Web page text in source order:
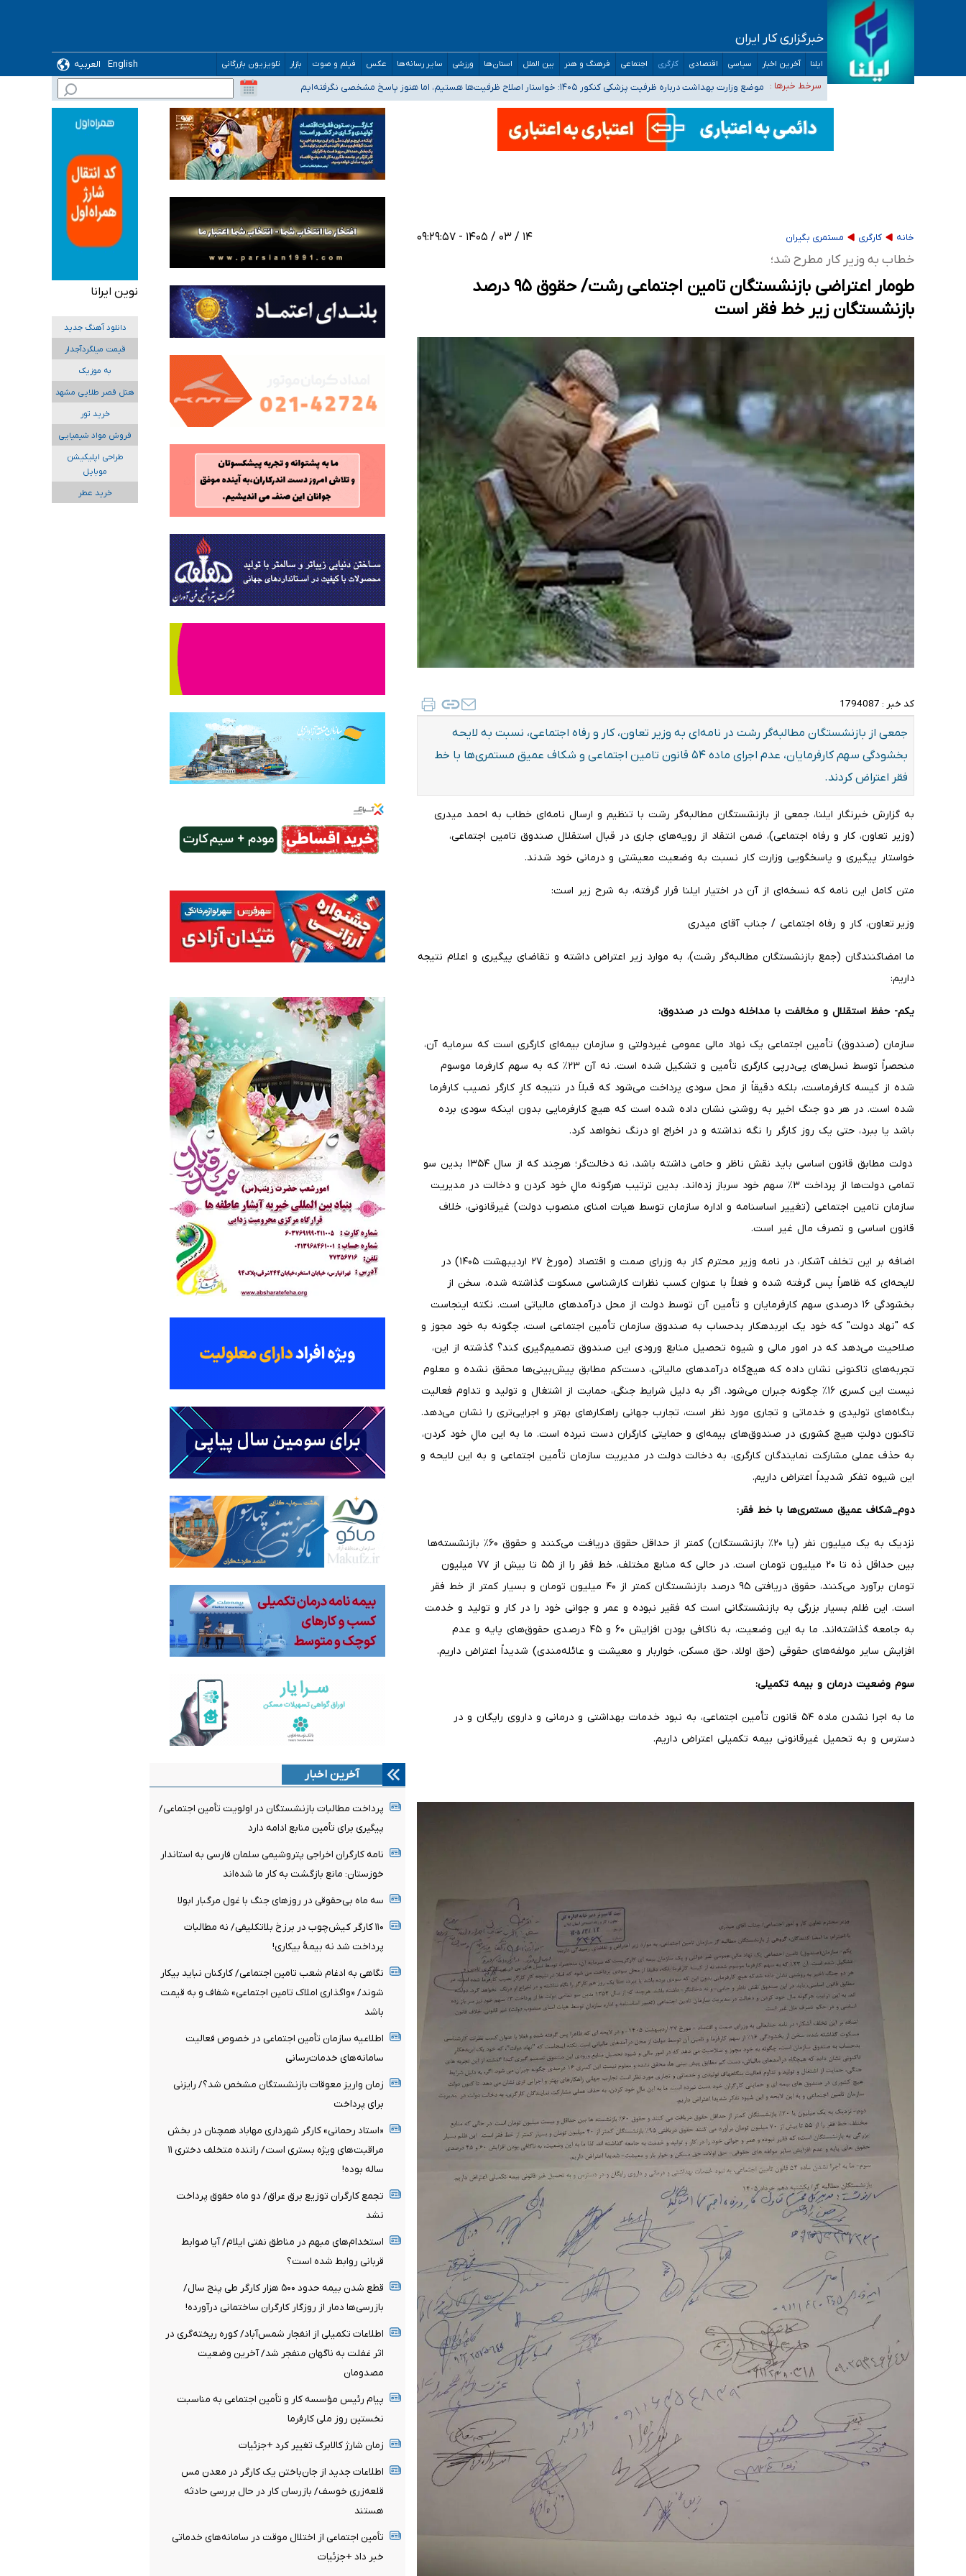
خبرگزاری کار ایران
ایلنا آخرین اخبار سیاسی اقتصادی کارگری اجتماعی فرهنگ و هنر بین الملل استان‌ها ورزشی سایر رسانه‌ها عکس فیلم و صوت بازار تلویزیون بازرگانی English
العربیه
سرخط خبرها :
۴۰ تا ۵۰ روز گرمای نسبی در پیش داریم/ دمای تهران به ۳۸ درجه می‌رسد
موضع وزارت بهداشت درباره ظرفیت پزشکی کنکور ۱۴۰۵: خواستار اصلاح ظرفیت‌ها هستیم، اما هنوز پاسخ مشخصی نگرفته‌ایم
تعویق آزمون ورودی دکترای تخصصی فرماندهی صحنه عملیات و دکترای تخصصی جغرافیای نظامی دافوس آجا
خبرنگاران راویان حقیقت با دغدغه نان، مسکن و بیمه
آخرین وضعیت شیوع عفونت‌های تنفسی در کشور/ خوزستان و کرمان بالاتر از آستانه هشدار
خانه کارگری مستمری بگیران ۱۴ / ۰۳ / ۱۴۰۵ - ۰۹:۲۹:۵۷
خطاب به وزیر کار مطرح شد؛
طومار اعتراضی بازنشستگان تامین اجتماعی رشت/ حقوق ۹۵ درصد
بازنشستگان زیر خط فقر است
کد خبر : 1794087
جمعی از بازنشستگان مطالبه‌گر رشت در نامه‌ای به وزیر تعاون، کار و رفاه اجتماعی، نسبت به لایحه
بخشودگی سهم کارفرمایان، عدم اجرای ماده ۵۴ قانون تامین اجتماعی و شکاف عمیق مستمری‌ها با خط
فقر اعتراض کردند.
به گزارش خبرنگار ایلنا، جمعی از بازنشستگان مطالبه‌گر رشت با تنظیم و ارسال نامه‌ای خطاب به احمد میدری
(وزیر تعاون، کار و رفاه اجتماعی)، ضمن انتقاد از رویه‌های جاری در قبال استقلال صندوق تامین اجتماعی،
خواستار پیگیری و پاسخگویی وزارت کار نسبت به وضعیت معیشتی و درمانی خود شدند.
متن کامل این نامه که نسخه‌ای از آن در اختیار ایلنا قرار گرفته، به شرح زیر است:
وزیر تعاون، کار و رفاه اجتماعی / جناب آقای میدری
ما امضاکنندگان (جمع بازنشستگان مطالبه‌گر رشت)، به موارد زیر اعتراض داشته و تقاضای پیگیری و اعلام نتیجه
داریم:
یکم- حفظ استقلال و مخالفت با مداخله دولت در صندوق:
سازمان (صندوق) تأمین اجتماعی یک نهاد مالی عمومی غیردولتی و سازمان بیمه‌ای کارگری است که سرمایه آن،
منحصراً توسط نسل‌های پی‌درپی کارگری تأمین و تشکیل شده است. نه آن ۲۳٪ که به سهم کارفرما موسوم
شده از کیسه کارفرماست، بلکه دقیقاً از محل سودی پرداخت می‌شود که قبلاً در نتیجه کارِ کارگر نصیب کارفرما
شده است. در هر دو جنگ اخیر به روشنی نشان داده شده است که هیچ کارفرمایی بدون اینکه سودی برده
باشد یا ببرد، حتی یک روز کارگر را نگه نداشته و در اخراج او درنگ نخواهد کرد.
دولت مطابق قانون اساسی باید نقش ناظر و حامی داشته باشد، نه دخالت‌گر؛ هرچند که از سال ۱۳۵۴ بدین سو
تمامی دولت‌ها از پرداخت ۳٪ سهم خود سرباز زده‌اند. بدین ترتیب هرگونه مالِ خود کردن و دخالت در مدیریت
سازمان تامین اجتماعی (تغییر اساسنامه و اداره سازمان توسط هیات امنای منصوب دولت) غیرقانونی، خلاف
قانون اساسی و تصرف مال غیر است.
اضافه بر این تخلف آشکار، در نامه وزیر محترم کار به وزرای صمت و اقتصاد (مورخ ۲۷ اردیبهشت ۱۴۰۵) در
لایحه‌ای که ظاهراً پس گرفته شده و فعلاً با عنوان کسب نظرات کارشناسی مسکوت گذاشته شده، سخن از
بخشودگی ۱۶ درصدی سهم کارفرمایان و تأمین آن توسط دولت از محل درآمدهای مالیاتی است. نکته اینجاست
که "نهاد دولت" که خود یک ابربدهکار بدحساب به صندوق سازمان تأمین اجتماعی است، چگونه به خود مجوز و
صلاحیت می‌دهد که در امور مالی و شیوه تحصیل منابع ورودی این صندوق تصمیم‌گیری کند؟ گذشته از این،
تجربه‌های تاکنونی نشان داده که هیچ‌گاه درآمدهای مالیاتی، دست‌کم مطابق پیش‌بینی‌ها محقق نشده و معلوم
نیست این کسری ۱۶٪ چگونه جبران می‌شود. اگر به دلیل شرایط جنگی، حمایت از اشتغال و تولید و تداوم فعالیت
بنگاه‌های تولیدی و خدماتی و تجاری مورد نظر است، تجارب جهانی راهکارهای بهتر و اجرایی‌تری را نشان می‌دهد.
تاکنون دولتِ هیچ کشوری در صندوق‌های بیمه‌ای و حمایتی کارگران دست نبرده است. ما به این مالِ خود کردن،
به حذف عملی مشارکت نمایندگان کارگری، به دخالت دولت در مدیریت سازمان تأمین اجتماعی و به این لایحه و
این شیوه تفکر شدیداً اعتراض داریم.
دوم_شکاف عمیق مستمری‌ها با خط فقر:
نزدیک به یک میلیون نفر (یا ۲۰٪ بازنشستگان) کمتر از حداقل حقوق دریافت می‌کنند و حقوق ۶۰٪ بازنشسته‌ها
بین حداقل ذه تا ۲۰ میلیون تومان است. در حالی که منابع مختلف، خط فقر را از ۵۵ تا بیش از ۷۷ میلیون
تومان برآورد می‌کنند، حقوق دریافتی ۹۵ درصد بازنشستگان کمتر از ۴۰ میلیون تومان و بسیار کمتر از خط فقر
است. این ظلم بسیار بزرگی به بازنشستگانی است که فقیر نبوده و عمر و جوانی خود را در کار و تولید و خدمت
به جامعه گذاشته‌اند. ما به این وضعیت، به ناکافی بودن افزایش ۶۰ و ۴۵ درصدی حقوق‌های پایه و عدم
افزایش سایر مولفه‌های حقوقی (حق اولاد، حق مسکن، خواربار و معیشت و عائله‌مندی) شدیداً اعتراض داریم.
سوم وضعیت درمان و بیمه تکمیلی:
ما به اجرا نشدن ماده ۵۴ قانون تأمین اجتماعی، به نبود خدمات بهداشتی و درمانی و داروی رایگان و در
دسترس و به تحمیل غیرقانونی بیمه تکمیلی اعتراض داریم.
آخرین اخبار
پرداخت مطالبات بازنشستگان در اولویت تأمین اجتماعی/
پیگیری برای تأمین منابع ادامه دارد
نامه کارگران اخراجی پتروشیمی سلمان فارسی به استاندار
خوزستان: مانع بازگشت به کار ما شده‌اند
سه ماه بی‌حقوقی در روزهای جنگ با غول مرگبار ابولا
۱۱۰ کارگر کیش‌چوب در برزخ بلاتکلیفی/ نه مطالبات
پرداخت شد نه بیمۀ بیکاری!
نگاهی به ادغام شعب تامین اجتماعی/ کارکنان نباید بیکار
شوند/ «واگذاری املاک تامین اجتماعی» شفاف و به قیمت
باشد
اطلاعیه سازمان تأمین اجتماعی در خصوص فعالیت
سامانه‌های خدمات‌رسانی
زمان واریز معوقات بازنشستگان مشخص شد؟/ رایزنی
برای پرداخت
«استاد رحمانی» کارگر شهرداری مهاباد همچنان در بخش
مراقبت‌های ویژه بستری است/ راننده متخلف دختری ۱۱
ساله بوده!
تجمع کارگران توزیع برق عراق/ دو ماه حقوق پرداخت
نشد
استخدام‌های مبهم در مناطق نفتی ایلام/ آیا ضوابط
قربانی روابط شده است؟
قطع شدن بیمه حدود ۵۰۰ هزار کارگر طی پنج سال/
بازرسی‌ها دمار از روزگار کارگران ساختمانی درآورده!
اطلاعات تکمیلی از انفجار شمس‌آباد/ کوره ریخته‌گری در
اثر غفلت به ناگهان منفجر شد/ آخرین وضعیت
مصدومان
پیام رئیس مؤسسه کار و تأمین اجتماعی به مناسبت
نخستین روز ملی کارفرما
زمان شارژ کالابرگ تغییر کرد +جزئیات
اطلاعات جدید از جان‌باختن یک کارگر در معدن مس
قلعه‌زری خوسف/ بازرسان کار در حال بررسی حادثه
هستند
تأمین اجتماعی از اختلال موقت در سامانه‌های خدماتی
خبر داد +جزئیات
نوین ایرانا
دانلود آهنگ جدید
قیمت میلگردآجدار
به موزیک
هتل قصر طلایی مشهد
خرید تور
فروش مواد شیمیایی
طراحی اپلیکیشن
موبایل
خرید عطر